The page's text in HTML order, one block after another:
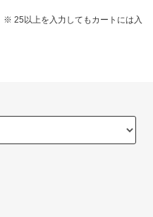
※ 25以上を入力してもカートには入